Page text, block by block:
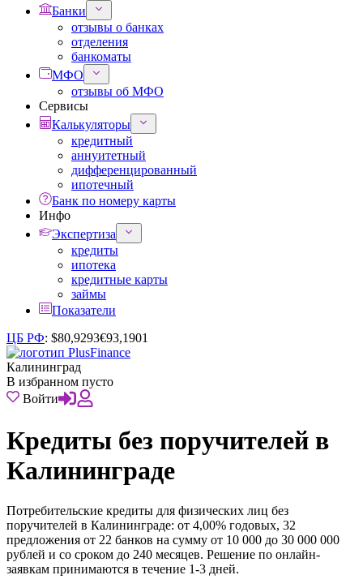
Банки
отзывы о банках
отделения
банкоматы
МФО
отзывы об МФО
Сервисы
Калькуляторы
кредитный
аннуитетный
дифференцированный
ипотечный
Банк по номеру карты
Инфо
Экспертиза
кредиты
ипотека
кредитные карты
займы
Показатели
ЦБ РФ: $80,9293€93,1901
Калининград
В избранном пусто
Войти
Кредиты без поручителей в
Калининграде
Потребительские кредиты для физических лиц без
поручителей в Калининграде: от 4,00% годовых, 32
предложения от 22 банков на сумму от 10 000 до 30 000 000
рублей и со сроком до 240 месяцев. Решение по онлайн-
заявкам принимаются в течение 1-3 дней.